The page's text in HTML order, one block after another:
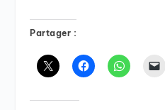
Partager :